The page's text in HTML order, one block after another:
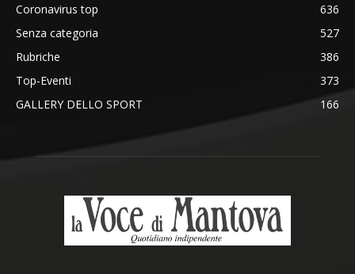
Coronavirus top
636
Senza categoria
527
Rubriche
386
Top-Eventi
373
GALLERY DELLO SPORT
166